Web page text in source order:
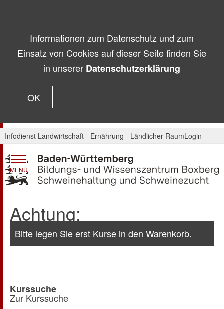
Informationen zum Datenschutz und zum
Einsatz von Cookies auf dieser Seite finden Sie
in unserer Datenschutzerklärung
OK
Infodienst Landwirtschaft - Ernährung - Ländlicher RaumLogin
MENÜ
Achtung:
Bitte legen Sie erst Kurse in den Warenkorb.
Kurssuche
Zur Kurssuche